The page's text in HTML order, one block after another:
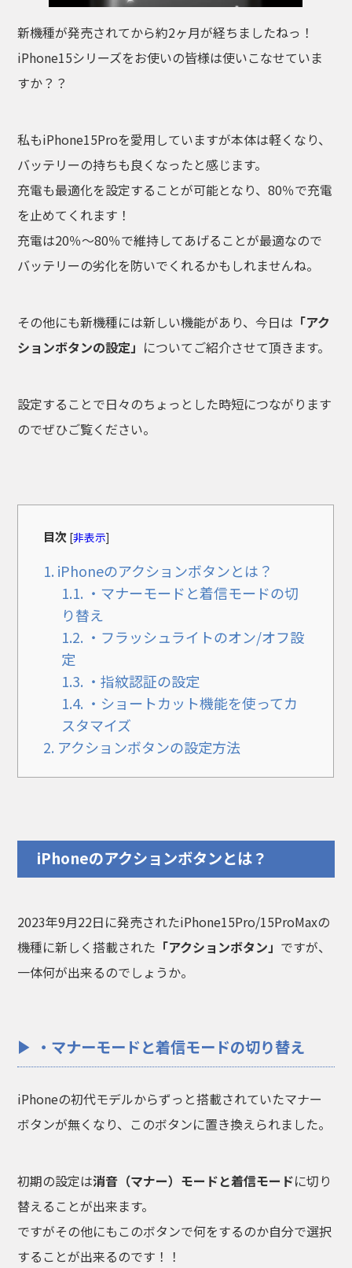
新機種が発売されてから約2ヶ月が経ちましたねっ！
iPhone15シリーズをお使いの皆様は使いこなせていま
すか？？
私もiPhone15Proを愛用していますが本体は軽くなり、
バッテリーの持ちも良くなったと感じます。
充電も最適化を設定することが可能となり、80％で充電
を止めてくれます！
充電は20％〜80％で維持してあげることが最適なので
バッテリーの劣化を防いでくれるかもしれませんね。
その他にも新機種には新しい機能があり、今日は 「アク
ションボタンの設定」 についてご紹介させて頂きます。
設定することで日々のちょっとした時短につながります
のでぜひご覧ください。
目次 [非表示]
1. iPhoneのアクションボタンとは？
1.1. ・マナーモードと着信モードの切
り替え
1.2. ・フラッシュライトのオン/オフ設
定
1.3. ・指紋認証の設定
1.4. ・ショートカット機能を使ってカ
スタマイズ
2. アクションボタンの設定方法
iPhoneのアクションボタンとは？
2023年9月22日に発売されたiPhone15Pro/15ProMaxの
機種に新しく搭載された 「アクションボタン」 ですが、
一体何が出来るのでしょうか。
・マナーモードと着信モードの切り替え
iPhoneの初代モデルからずっと搭載されていたマナー
ボタンが無くなり、このボタンに置き換えられました。
初期の設定は消音（マナー）モードと着信モードに切り
替えることが出来ます。
ですがその他にもこのボタンで何をするのか自分で選択
することが出来るのです！！